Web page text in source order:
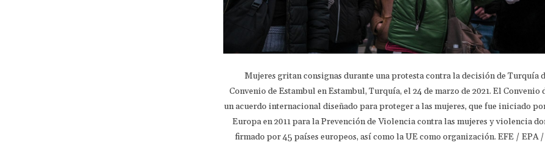
Mujeres gritan consignas durante una protesta contra la decisión de Turquía
Convenio de Estambul en Estambul, Turquía, el 24 de marzo de 2021. El Convenio
un acuerdo internacional diseñado para proteger a las mujeres, que fue iniciado
Europa en 2011 para la Prevención de Violencia contra las mujeres y violencia
firmado por 45 países europeos, así como la UE como organización. EFE / EPA